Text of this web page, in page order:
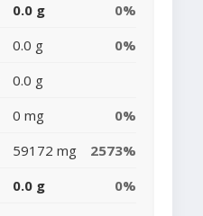
0.0 g
0%
0.0 g
0%
0.0 g
0 mg
0%
59172 mg
2573%
0.0 g
0%